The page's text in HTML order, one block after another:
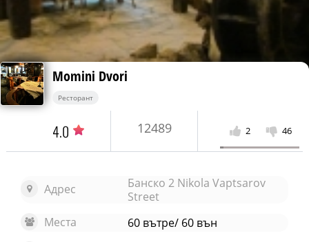
Momini Dvori
Ресторант
4.0 12489 2 46
Адрес
Банско 2 Nikola Vaptsarov
Street
Места
60 вътре/ 60 вън